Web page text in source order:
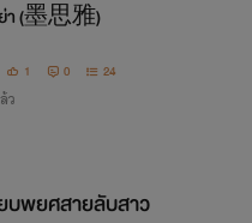
อง22/07)
า (墨思雅)
1 0 24
ว
บพยศสายลับสาว